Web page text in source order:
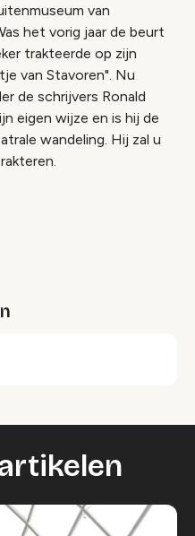
van
het vorig jaar de beurt
trakteerde op zijn
van Stavoren". Nu
de schrijvers Ronald
eigen wijze en is hij de
wandeling. Hij zal u